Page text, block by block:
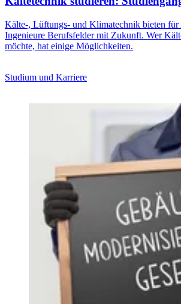
Kälte-, Lüftungs- und Klimatechnik bieten für
Ingenieure Berufsfelder mit Zukunft. Wer
möchte, hat einige Möglichkeiten.
Studium und Karriere